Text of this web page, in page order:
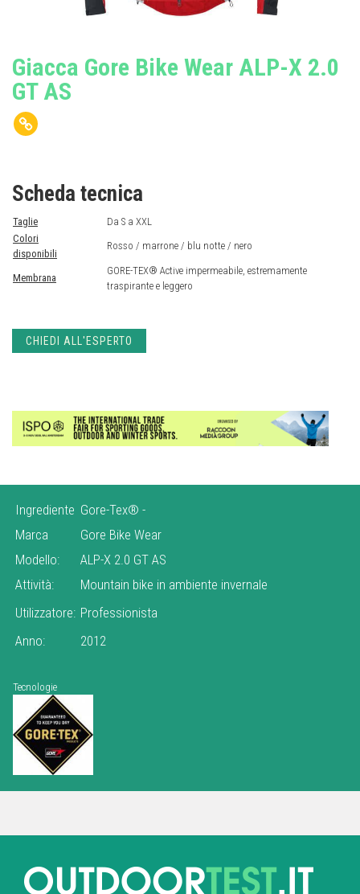
Giacca Gore Bike Wear ALP-X 2.0
GT AS
Scheda tecnica
Taglie
Da S a XXL
Colori
disponibili
Rosso / marrone / blu notte / nero
Membrana
GORE-TEX® Active impermeabile, estremamente
traspirante e leggero
CHIEDI ALL'ESPERTO
Ingrediente Gore-Tex® -
Marca
Gore Bike Wear
Modello:
ALP-X 2.0 GT AS
Attività:
Mountain bike in ambiente invernale
Utilizzatore: Professionista
Anno:
2012
Tecnologie